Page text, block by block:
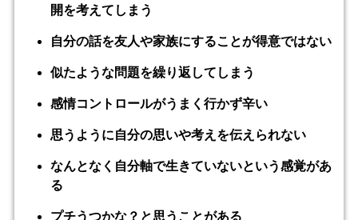
開を考えてしまう
自分の話を友人や家族にすることが得意ではない
似たような問題を繰り返してしまう
感情コントロールがうまく行かず辛い
思うように自分の思いや考えを伝えられない
なんとなく自分軸で生きていないという感覚があ
る
プチうつかな？と思うことがある